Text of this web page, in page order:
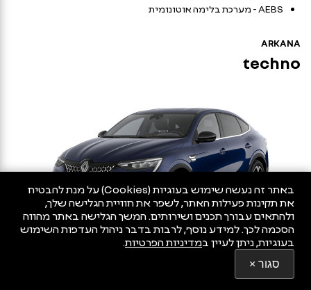
AEBS - מערכת בלימה אוטונומית
ARKANA
techno
mild hybrid
באתר זה נעשה שימוש בעוגיות (Cookies) על מנת להבטיח
את תקינות פעילות האתר, לשפר את חוויית הגלישה שלך,
ולהתאים עבורך תכנים ושירותים. המשך הגלישה באתר מהווה
הסכמה לכך. למידע נוסף, לרבות בדבר ניהול העדפות השימוש
בעוגיות, ניתן לעיין במדיניות הפרטיותנפתח.
סגור ×